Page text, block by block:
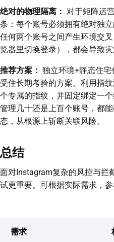
绝对的物理隔离： 对于矩阵运
条：每个账号必须拥有绝对独
任何两个账号之间产生环境交
览器里切换登录），都会导致灾
推荐方案： 独立环境+静态住
受住长期考验的方案。利用指
个专属的指纹，并固定绑定一
管理几十还是上百个账号，都
态，从根源上斩断关联风险。
总结
面对Instagram复杂的风控与拦
试更重要。可根据实际需求，
需求